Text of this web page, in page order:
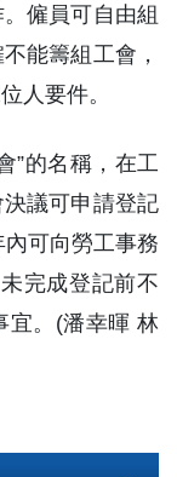
僱員可自由組
能籌組工會，
人要件。
”的名稱，在工
議可申請登記
內可向勞工事務
完成登記前不
宜。(潘幸暉 林